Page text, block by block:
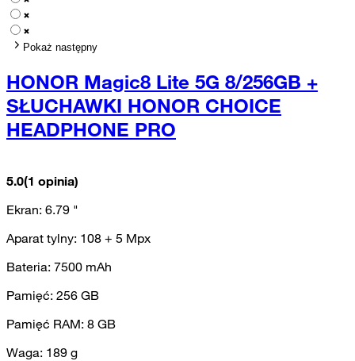
Pokaż następny
HONOR Magic8 Lite 5G 8/256GB +
SŁUCHAWKI HONOR CHOICE
HEADPHONE PRO
5.0(1 opinia)
Ekran: 6.79 "
Aparat tylny: 108 + 5 Mpx
Bateria: 7500 mAh
Pamięć: 256 GB
Pamięć RAM: 8 GB
Waga: 189 g